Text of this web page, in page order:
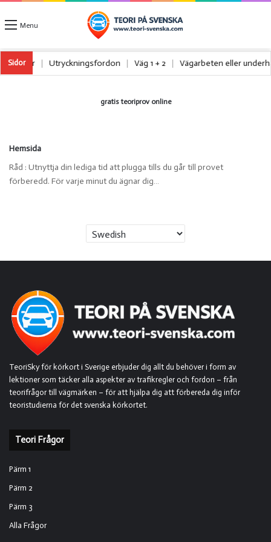
Menu
Sidor
lastbilar Utryckningsfordon Väg 1 + 2 Vägarbeten eller
gratis teoriprov online
Hemsida
Råd : Utnyttja din lediga tid att plugga tills du går till provet
förberedd. För varje minut du ägnar dig…
TeoriSky för körkort i Sverige erbjuder dig allt du behöver i form av
lektioner som täcker alla aspekter av trafikregler och fordon – från
teorifrågor till vägmärken – för att hjälpa dig att förbereda dig inför
teoristudierna för det svenska körkortet.
Teori Frågor
Pärm 1
Pärm 2
Pärm 3
Alla Frågor